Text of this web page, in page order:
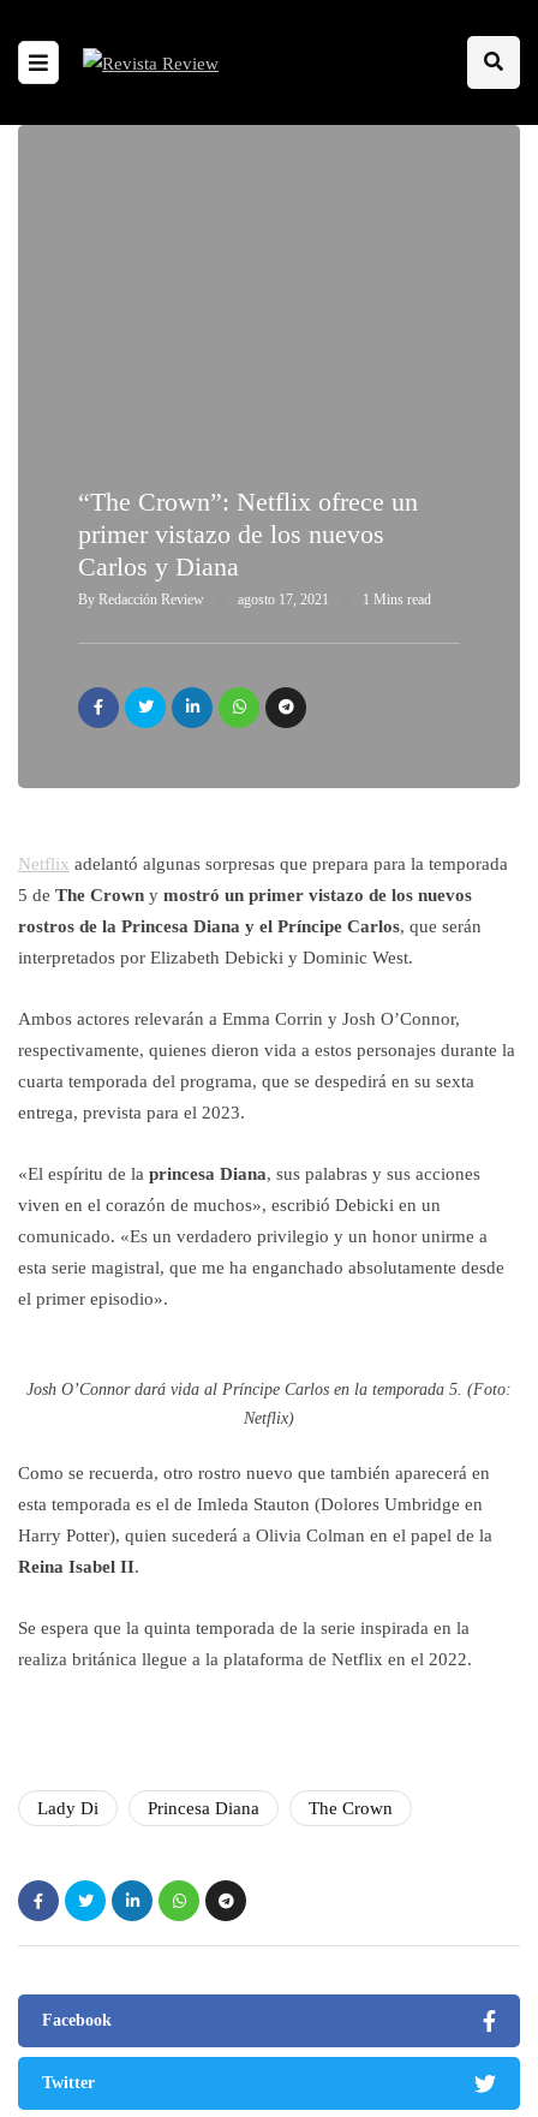
“The Crown”: Netflix ofrece un
primer vistazo de los nuevos
Carlos y Diana
By Redacción Review agosto 17, 2021 1 Mins read
Netflix adelantó algunas sorpresas que prepara para la temporada
5 de The Crown y mostró un primer vistazo de los nuevos
rostros de la Princesa Diana y el Príncipe Carlos, que serán
interpretados por Elizabeth Debicki y Dominic West.
Ambos actores relevarán a Emma Corrin y Josh O’Connor,
respectivamente, quienes dieron vida a estos personajes durante la
cuarta temporada del programa, que se despedirá en su sexta
entrega, prevista para el 2023.
«El espíritu de la princesa Diana, sus palabras y sus acciones
viven en el corazón de muchos», escribió Debicki en un
comunicado. «Es un verdadero privilegio y un honor unirme a
esta serie magistral, que me ha enganchado absolutamente desde
el primer episodio».
Josh O’Connor dará vida al Príncipe Carlos en la temporada 5. (Foto:
Netflix)
Como se recuerda, otro rostro nuevo que también aparecerá en
esta temporada es el de Imleda Stauton (Dolores Umbridge en
Harry Potter), quien sucederá a Olivia Colman en el papel de la
Reina Isabel II.
Se espera que la quinta temporada de la serie inspirada en la
realiza británica llegue a la plataforma de Netflix en el 2022.
Lady Di Princesa Diana The Crown
Facebook
Twitter